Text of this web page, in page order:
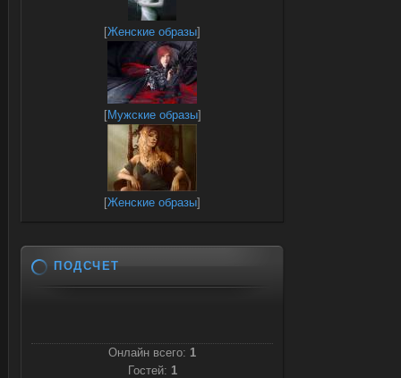
[Женские образы]
[Мужские образы]
[Женские образы]
ПОДСЧЕТ
Онлайн всего: 1
Гостей: 1